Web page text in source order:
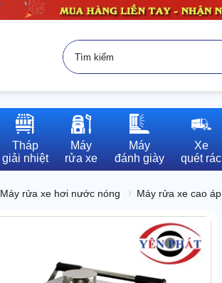
Tháp
giải nhiệt
Máy
rửa xe
Máy
đánh giày
Xe
quét rác
Máy rửa xe hơi nước nóng Máy rửa xe cao áp